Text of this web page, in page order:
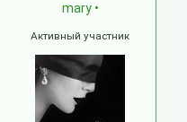
mary •
Активный участник